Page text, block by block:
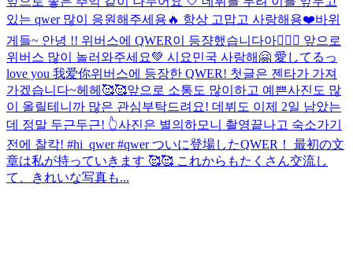
있는 qwer 많이 응원해주세용🔥 항상 고맙고 사랑해용❤️바위
게들~ 안녕 !! 위버스에 QWER이 등쟝했습니다아💁🏻‍♀️ 앞으로
위버스 많이 놀러와주세요💚 시요민국 사랑해🤗 愛してるっ
love you 我爱你위버스에 등장한 QWER! 첫글은 젠타가 가져
가겠습니다~헤헤🥰🥰앞으로 소통도 많이하고 예쁜사진도 많
이 올릴테니까 많은 관심부탁드려요! 데뷔도 이제 2일 남았는
데 정말 두근두근! 👆사진은 별의하모니 촬영끝나고 숙소가기
전에 찰칵! #hi_qwer #qwer ついに登場したQWER！ 最初の文
章は私が持っていきます 🥰🥰 これからもたくさん交流し
て、きれいな写真も...